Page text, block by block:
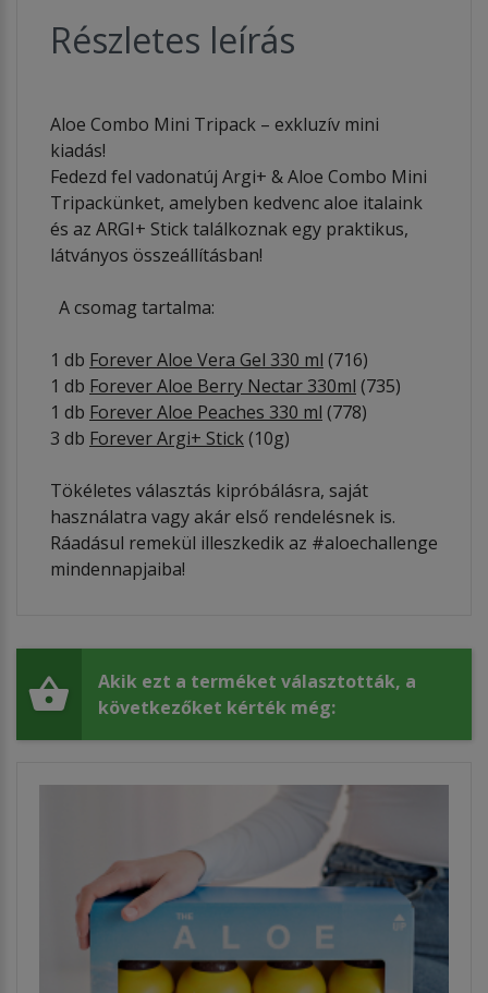
Részletes leírás
Aloe Combo Mini Tripack – exkluzív mini
kiadás!
Fedezd fel vadonatúj Argi+ & Aloe Combo Mini
Tripackünket, amelyben kedvenc aloe italaink
és az ARGI+ Stick találkoznak egy praktikus,
látványos összeállításban!
A csomag tartalma:
1 db Forever Aloe Vera Gel 330 ml (716)
1 db Forever Aloe Berry Nectar 330ml (735)
1 db Forever Aloe Peaches 330 ml (778)
3 db Forever Argi+ Stick(10g)
​Tökéletes választás kipróbálásra, saját
használatra vagy akár első rendelésnek is.
Ráadásul remekül illeszkedik az #aloechallenge
mindennapjaiba!
Akik ezt a terméket választották, a
következőket kérték még: